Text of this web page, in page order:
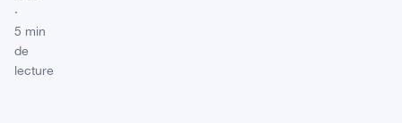
·
5 min
de
lecture